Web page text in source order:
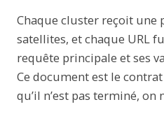
Chaque cluster reçoit une
satellites, et chaque URL
requête principale et ses
Ce document est le
qu’il n’est pas terminé, on